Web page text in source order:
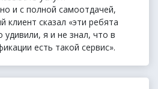
и с полной самоотдачей,
клиент сказал «эти ребята
удивили, я и не знал, что в
есть такой сервис».